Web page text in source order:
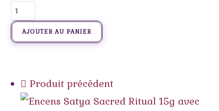
AJOUTER AU PANIER
Produit précédent